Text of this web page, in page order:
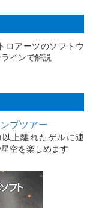
ロアーツのソフトウ
インで解説
プツアー
上離れたゲルに連
空を楽しめます